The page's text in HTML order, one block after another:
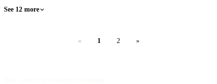
See 12 more
« 1 2 »